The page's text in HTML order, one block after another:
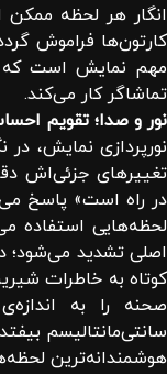
انگار هر لحظه
کارتون‌ها فراموش
مهم نمایش است که
تماشاگر کار می‌کند.
نور و صدا؛ تقویم
نورپردازی نمایش،
تغییرهای جزئی‌اش
در راه است» پاسخ
لحظه‌هایی
اصلی تشدید می‌شود؛
کوتاه به خاطرات
صحنه را به‌
سانتی‌مانتالیسم
هوشمندانه‌ترین